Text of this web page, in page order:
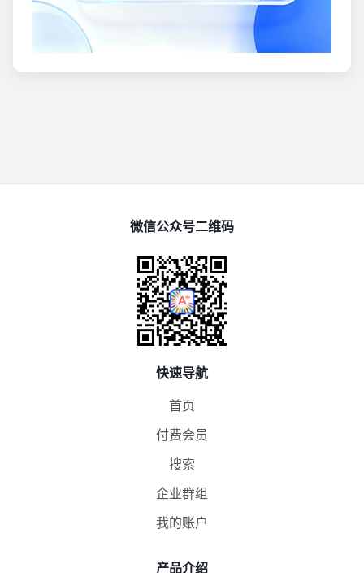
微信公众号二维码
快速导航
首页
付费会员
搜索
企业群组
我的账户
产品介绍